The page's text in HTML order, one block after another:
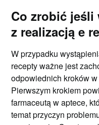
Co zrobić jeśli
z realizacją e
W przypadku
recepty ważne jest
odpowiednich kroków
Pierwszym krokiem
farmaceutą w aptece,
temat przyczyn